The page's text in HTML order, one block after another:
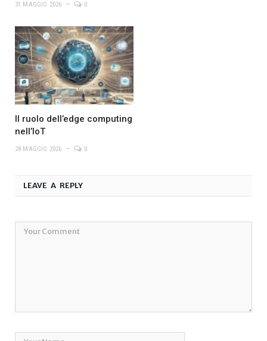
31 MAGGIO 2026 0
Il ruolo dell’edge computing
nell’IoT
28 MAGGIO 2026 0
LEAVE A REPLY